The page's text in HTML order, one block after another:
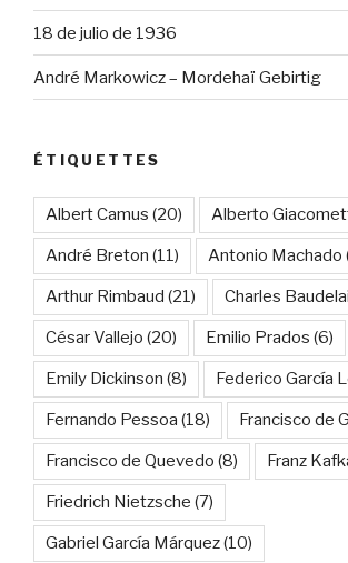
18 de julio de 1936
André Markowicz – Mordehaï Gebirtig
ÉTIQUETTES
Albert Camus (20) Alberto
André Breton (11) Antonio Machado
Arthur Rimbaud (21) Charles
César Vallejo (20) Emilio Prados (6)
Emily Dickinson (8) Federico García
Fernando Pessoa (18) Francisco de
Francisco de Quevedo (8) Franz
Friedrich Nietzsche (7)
Gabriel García Márquez(10)